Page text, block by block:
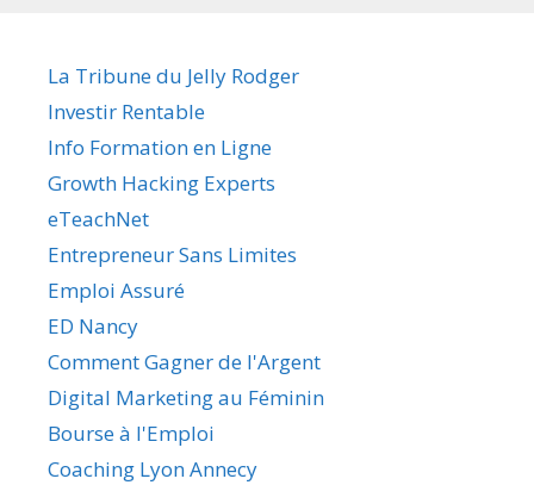
La Tribune du Jelly Rodger
Investir Rentable
Info Formation en Ligne
Growth Hacking Experts
eTeachNet
Entrepreneur Sans Limites
Emploi Assuré
ED Nancy
Comment Gagner de l'Argent
Digital Marketing au Féminin
Bourse à l'Emploi
Coaching Lyon Annecy